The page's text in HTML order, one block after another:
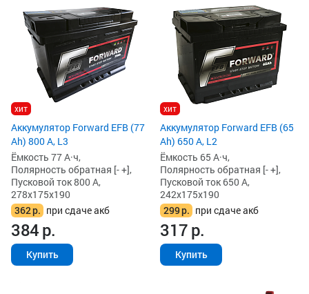
хит
Аккумулятор Forward EFB (77
Ah) 800 А, L3
Ёмкость 77 А·ч,
Полярность обратная [- +],
Пусковой ток 800 А,
278x175x190
362р. при сдаче акб
384р.
Купить
хит
Аккумулятор Forward EFB (65
Ah) 650 А, L2
Ёмкость 65 А·ч,
Полярность обратная [- +],
Пусковой ток 650 А,
242x175x190
299р. при сдаче акб
317р.
Купить